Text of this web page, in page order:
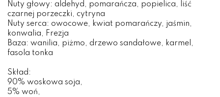
Nuty głowy: aldehyd, pomarańcza, popielica, liść
czarnej porzeczki, cytryna
Nuty serca: owocowe, kwiat pomarańczy, jaśmin,
konwalia, Frezja
Baza: wanilia, piżmo, drzewo sandałowe, karmel,
fasola tonka
Skład:
90% woskowa soja,
5% woń,